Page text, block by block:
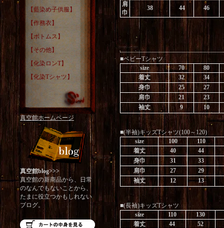
【藍染め子供服】
【作務衣】
【ボトムス】
【その他】
【化染ロンT】
【化染Tシャツ】
真空館ホームページ
真空館blog>>>
真空館の新商品から、日常
のなんでもないことから、
たまに役立つかもしれない
ブログ。
肩
巾
38 44 46
■ベビーTシャツ
size
70
80
着丈
32
34
身巾
25
27
肩巾
21
23
袖丈
9 10
■(半袖)キッズTシャツ(100～120)
size
100
110
着丈
40
44
身巾
31
33
肩巾
27
29
袖丈
12 13
■(長袖)キッズTシャツ
size
110
130
着丈
44
52